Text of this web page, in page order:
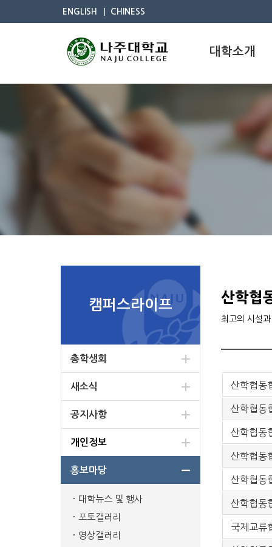
ENGLISH CHINESS
대학소개
캠퍼스라이프
총학생회
새소식
공지사항
개인정보
홍보마당
대학뉴스 및 행사
포토갤러리
영상갤러리
산학협
최고의 시설
산학협동
산학협동
산학협동
산학협동
산학협동
산학협동
국제교류